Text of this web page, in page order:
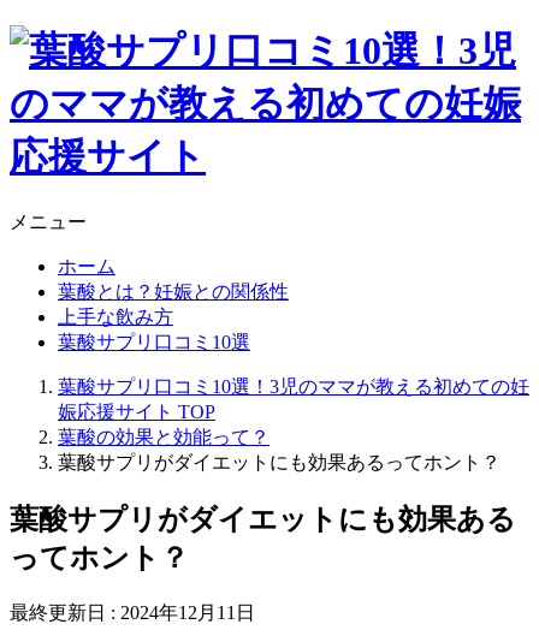
メニュー
ホーム
葉酸とは？妊娠との関係性
上手な飲み方
葉酸サプリ口コミ10選
葉酸サプリ口コミ10選！3児のママが教える初めての妊
娠応援サイト TOP
葉酸の効果と効能って？
葉酸サプリがダイエットにも効果あるってホント？
葉酸サプリがダイエットにも効果ある
ってホント？
最終更新日 : 2024年12月11日